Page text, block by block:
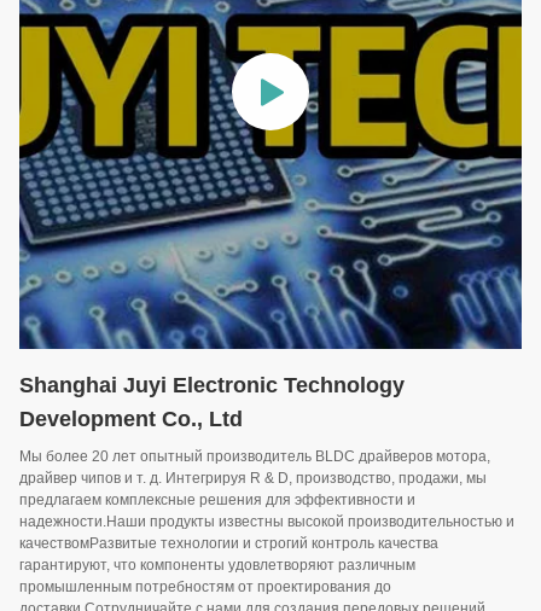
Shanghai Juyi Electronic Technology
Development Co., Ltd
Мы более 20 лет опытный производитель BLDC драйверов мотора,
драйвер чипов и т. д. Интегрируя R & D, производство, продажи, мы
предлагаем комплексные решения для эффективности и
надежности.Наши продукты известны высокой производительностью и
качествомРазвитые технологии и строгий контроль качества
гарантируют, что компоненты удовлетворяют различным
промышленным потребностям от проектирования до